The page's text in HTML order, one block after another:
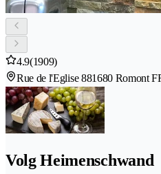
4.9(1909)
Rue de l'Eglise 881680 Romont
Volg Heimenschwand